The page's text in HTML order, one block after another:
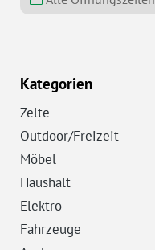
Kategorien
Zelte
Outdoor/Freizeit
Möbel
Haushalt
Elektro
Fahrzeuge